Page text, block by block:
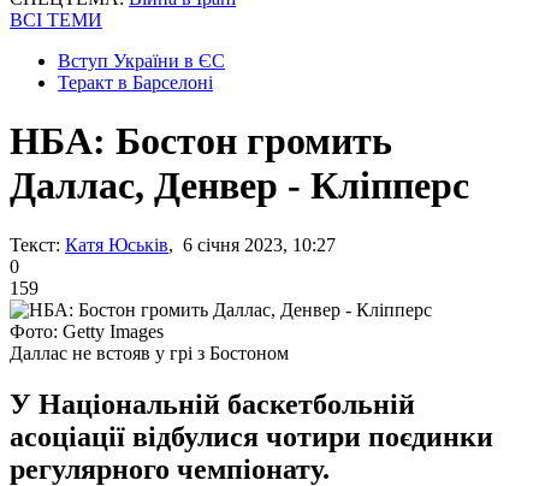
ВСІ ТЕМИ
Вступ України в ЄС
Теракт в Барселоні
НБА: Бостон громить
Даллас, Денвер - Кліпперс
Текст: Катя Юськів, 6 січня 2023, 10:27
0
159
Фото: Getty Images
Даллас не встояв у грі з Бостоном
У Національній баскетбольній
асоціації відбулися чотири поєдинки
регулярного чемпіонату.